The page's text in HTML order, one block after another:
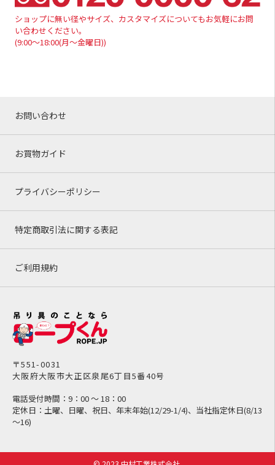
ショップに無い径やサイズ、カスタマイズについてもお気軽にお問
い合わせください。
(9:00～18:00(月～金曜日))
お問い合わせ
お買物ガイド
プライバシーポリシー
特定商取引法に関する表記
ご利用規約
〒551-0031
大阪府大阪市大正区泉尾6丁目5番40号
電話受付時間：9：00 ～ 18：00
定休日：土曜、日曜、祝日、年末年始(12/29-1/4)、当社指定休日(8/13
～16)